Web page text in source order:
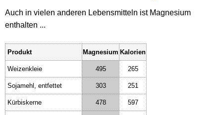
Auch in vielen anderen Lebensmitteln ist Magnesium
enthalten ...
Produkt Magnesium Kalorien
Weizenkleie 495 265
Sojamehl, entfettet 303 251
Kürbiskerne 478 597